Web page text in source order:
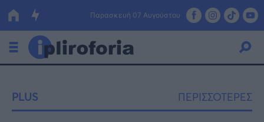
Παρασκευή 07 Αυγούστου
Οικονομία
PLUS ΠΕΡΙΣΣΟΤΕΡΕΣ